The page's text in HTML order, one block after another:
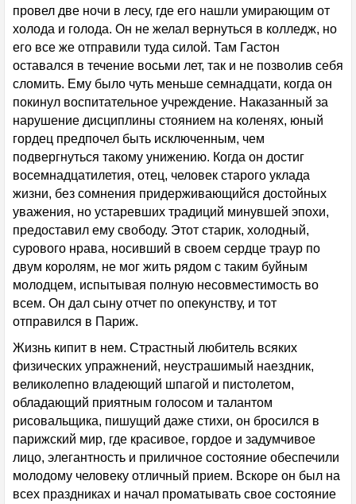
провел две ночи в лесу, где его нашли умирающим от
холода и голода. Он не желал вернуться в колледж, но
его все же отправили туда силой. Там Гастон
оставался в течение восьми лет, так и не позволив себя
сломить. Ему было чуть меньше семнадцати, когда он
покинул воспитательное учреждение. Наказанный за
нарушение дисциплины стоянием на коленях, юный
гордец предпочел быть исключенным, чем
подвергнуться такому унижению. Когда он достиг
восемнадцатилетия, отец, человек старого уклада
жизни, без сомнения придерживающийся достойных
уважения, но устаревших традиций минувшей эпохи,
предоставил ему свободу. Этот старик, холодный,
сурового нрава, носивший в своем сердце траур по
двум королям, не мог жить рядом с таким буйным
молодцем, испытывая полную несовместимость во
всем. Он дал сыну отчет по опекунству, и тот
отправился в Париж.
Жизнь кипит в нем. Страстный любитель всяких
физических упражнений, неустрашимый наездник,
великолепно владеющий шпагой и пистолетом,
обладающий приятным голосом и талантом
рисовальщика, пишущий даже стихи, он бросился в
парижский мир, где красивое, гордое и задумчивое
лицо, элегантность и приличное состояние обеспечили
молодому человеку отличный прием. Вскоре он был на
всех праздниках и начал проматывать свое состояние